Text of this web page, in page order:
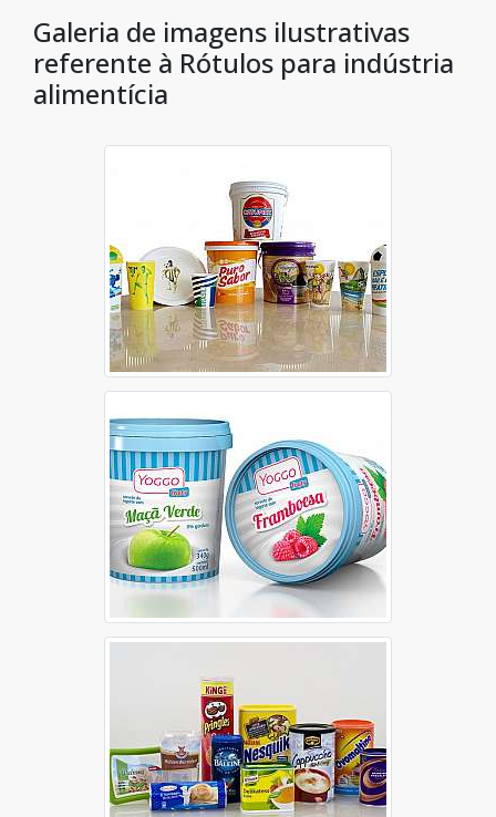
Galeria de imagens ilustrativas
referente à Rótulos para indústria
alimentícia